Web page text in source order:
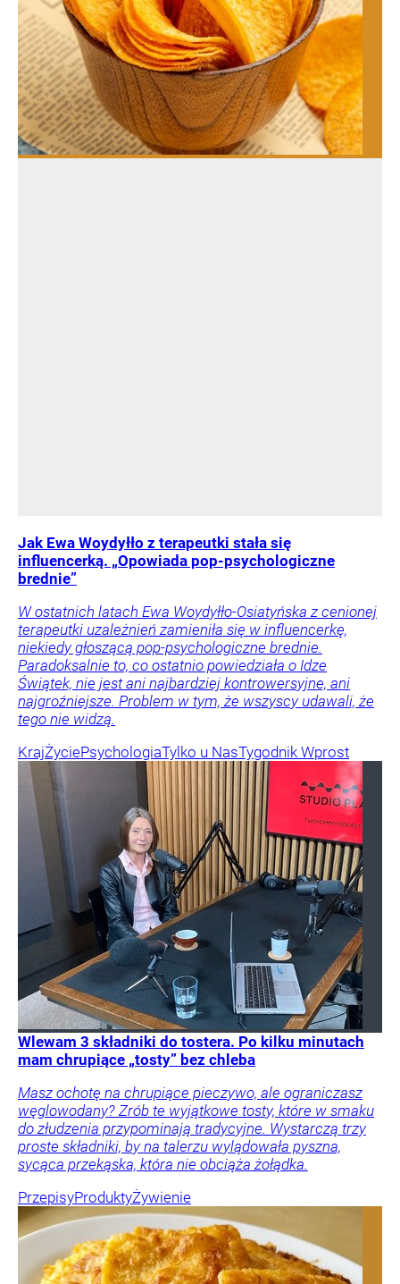
Jak Ewa Woydyłło z terapeutki stała się
influencerką. „Opowiada pop-psychologiczne
brednie”
W ostatnich latach Ewa Woydyłło-Osiatyńska z cenionej
terapeutki uzależnień zamieniła się w influencerkę,
niekiedy głoszącą pop-psychologiczne brednie.
Paradoksalnie to, co ostatnio powiedziała o Idze
Świątek, nie jest ani najbardziej kontrowersyjne, ani
najgroźniejsze. Problem w tym, że wszyscy udawali, że
tego nie widzą.
KrajŻyciePsychologiaTylko u NasTygodnik Wprost
Wlewam 3 składniki do tostera. Po kilku minutach
mam chrupiące „tosty” bez chleba
Masz ochotę na chrupiące pieczywo, ale ograniczasz
węglowodany? Zrób te wyjątkowe tosty, które w smaku
do złudzenia przypominają tradycyjne. Wystarczą trzy
proste składniki, by na talerzu wylądowała pyszna,
sycąca przekąska, która nie obciąża żołądka.
PrzepisyProduktyŻywienie